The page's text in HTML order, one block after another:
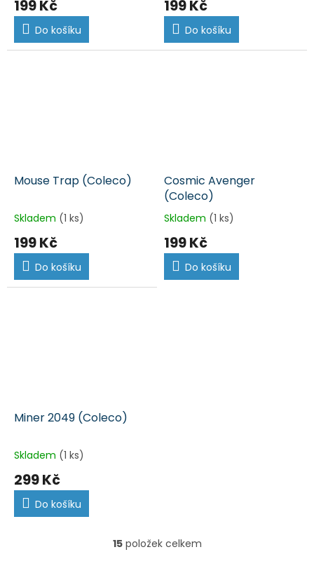
199 Kč
Do košíku
199 Kč
Do košíku
Mouse Trap (Coleco)
Skladem (1 ks)
199 Kč
Do košíku
Cosmic Avenger
(Coleco)
Skladem (1 ks)
199 Kč
Do košíku
Miner 2049 (Coleco)
Skladem (1 ks)
299 Kč
Do košíku
O
15položek celkem